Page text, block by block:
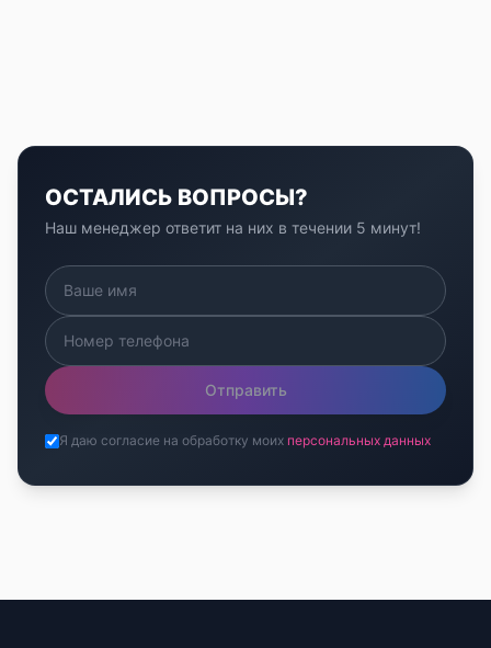
ОСТАЛИСЬ ВОПРОСЫ?
Наш менеджер ответит на них в течении 5 минут!
Отправить
Я даю согласие на обработку моих персональных данных